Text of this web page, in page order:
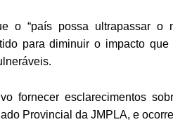
o “país possa ultrapassar o
para diminuir o impacto
fornecer esclarecimentos
Provincial da JMPLA, e